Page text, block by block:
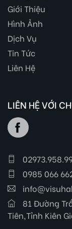
Giới Thiệu
Hình Ảnh
Dịch Vụ
Tin Tức
Liên Hệ
LIÊN HỆ VỚI
0985 066
81 Đường
Tiên,Tỉnh Kiên